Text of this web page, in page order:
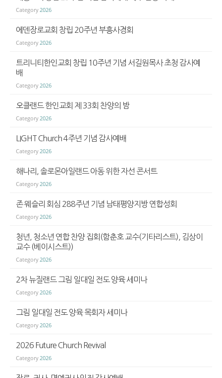
Category 2026
에덴장로교회 창립 20주년 부흥사경회
Category 2026
트리니티한인교회 창립 10주년 기념 서길원목사 초청 감사예
배
Category 2026
오클랜드 한인교회 제 33회 찬양의 밤
Category 2026
LIGHT Church 4주년 기념 감사예배
Category 2026
해나리, 솔로몬아일랜드 아동 위한 자선 콘서트
Category 2026
존 웨슬리 회심 288주년 기념 남태평양지방 연합성회
Category 2026
청년, 청소년 연합 찬양 집회(함춘호 교수(기타리스트), 김상이
교수 (베이시스트))
Category 2026
​2차 뉴질랜드 그림 일대일 전도 양육 세미나
Category 2026
그림 일대일 전도 양육 목회자 세미나
Category 2026
2026 Future Church Revival
Category 2026